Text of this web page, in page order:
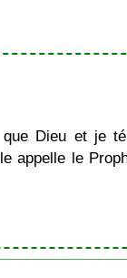
Dieu et je
appelle le